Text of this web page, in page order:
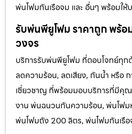
พ่นโฟมกันเรือจม และ อื่นๆ พร้อมให้
รับพ่นพียูโฟม ราคาถูก พร้อ
วงจร
บริการรับพ่นพียูโฟม ที่ตอบโจทย์ทุก
ลดความร้อน, ลดเสียง, กันน้ำ หรือ
เชี่ยวชาญ ที่พร้อมมอบบริการที่มีคุ
งาน พ่นฉนวนกันความร้อน, พ่นโฟม
พ่นโฟมถัง 200 ลิตร, พ่นโฟมกันเรือ